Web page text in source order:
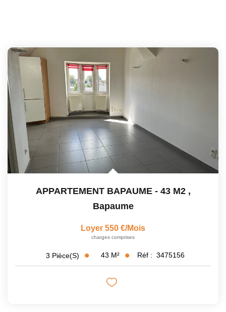
APPARTEMENT BAPAUME - 43 M2 ,
Bapaume
Loyer 550 €/mois
charges comprises
3 Pièce(s) 43 M² Réf : 3475156